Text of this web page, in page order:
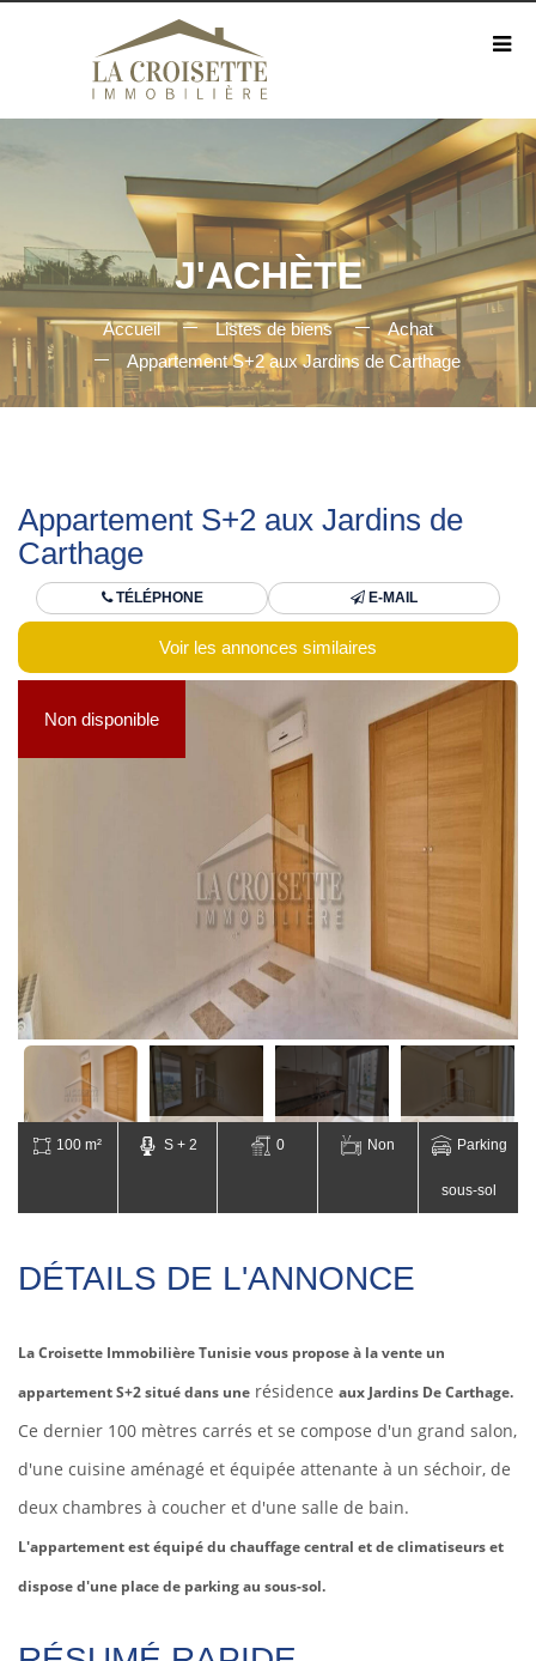
J'ACHÈTE
Accueil Listes de biens
Achat
Appartement S+2 aux Jardins de Carthage
Appartement S+2 aux Jardins de
Carthage
TÉLÉPHONE E-MAIL
Voir les annonces similaires
Non disponible
100 m² S + 2 0 Non Parking
sous-sol
DÉTAILS DE L'ANNONCE
La Croisette Immobilière Tunisie vous propose à la vente un
appartement S+2 situé dans une résidence aux Jardins De Carthage.
Ce dernier 100 mètres carrés et se compose d'un grand salon,
d'une cuisine aménagé et équipée attenante à un séchoir, de
deux chambres à coucher et d'une salle de bain.
L'appartement est équipé du chauffage central et de climatiseurs et
dispose d'une place de parking au sous-sol.